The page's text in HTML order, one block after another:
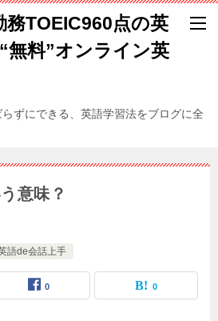
務TOEIC960点の英
無料”オンライン英
ずにできる、英語学習法をブログに全
意味？
語de会話上手
0 0